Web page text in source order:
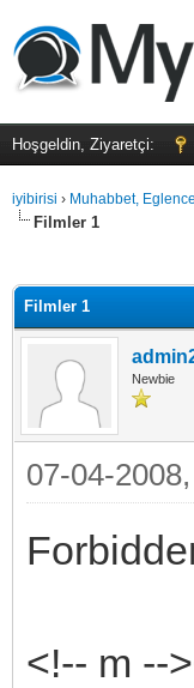
Hoşgeldin, Ziyaretçi:
iyibirisi › Muhabbet,
Filmler 1
Filmler 1
Newbie
07-04-
<!-- m --